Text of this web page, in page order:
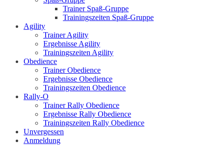
Trainer Spaß-Gruppe
Trainingszeiten Spaß-Gruppe
Agility
Trainer Agility
Ergebnisse Agility
Trainingszeiten Agility
Obedience
Trainer Obedience
Ergebnisse Obedience
Trainingszeiten Obedience
Rally-O
Trainer Rally Obedience
Ergebnisse Rally Obedience
Trainingszeiten Rally Obedience
Unvergessen
Anmeldung